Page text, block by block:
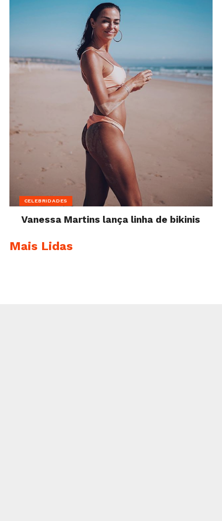
CELEBRIDADES
Vanessa Martins lança linha de bikinis
Mais Lidas